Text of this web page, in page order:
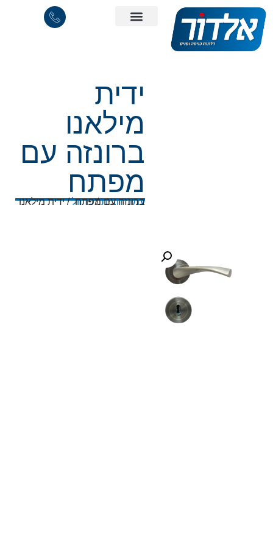
ידית
מילאנו
ברונזה עם
מפתח
עמוד הבית/פרזול
/ ידית מילאנו ברונזה עם מפתח